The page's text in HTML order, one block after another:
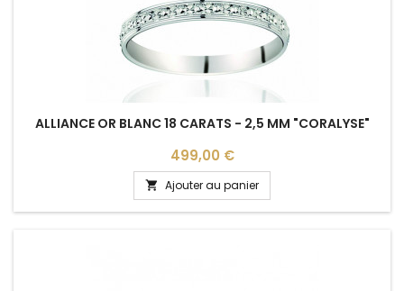
ALLIANCE OR BLANC 18 CARATS - 2,5 MM "CORALYSE"
Prix
499,00 €
 Ajouter au panier